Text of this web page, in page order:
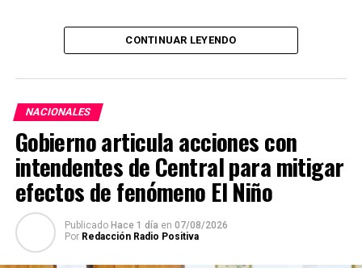
Por su parte, la ANDE percibió USD 44 millones por
resarcimiento de las cargas de administración y
En julio, Itaipu realizó transferencias por USD 36
millones al Paraguay, de los cuales, USD 22 millones
correspondieron a royalties, USD 12 millones a
compensación por cesión de energía y USD 1,7 millones
destinados a la ANDE en concepto de resarcimiento.
Con este último desembolso, las transferencias
realizadas al Estado paraguayo alcanzaron
millones
CONTINUAR LEYENDO
NACIONALES
Gobierno articula acciones con
intendentes de Central para mitigar
efectos de fenómeno El Niño
Publicado Hace 1 día en 07/08/2026
Por Redacción Radio Positiva